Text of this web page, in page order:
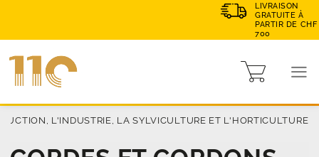
LIVRAISON
GRATUITE À
PARTIR DE CHF
700
L'INDUSTRIE, LA SYLVICULTURE ET L'HORTICULTURE